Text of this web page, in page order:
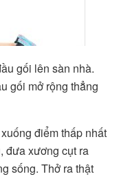
gối lên sàn nhà.
gối mở rộng thẳng
điểm thấp nhất
đưa xương cụt ra
sống. Thở ra thật